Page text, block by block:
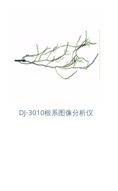
DJ-3010根系图像分析仪